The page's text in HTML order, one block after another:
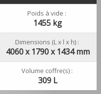
Poids à vide :
1455 kg
Dimensions (L x l x h) :
4060 x 1790 x 1434 mm
Volume coffre(s) :
309 L